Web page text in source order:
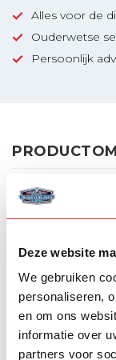
Deze website
We gebruiken
personaliseren,
en om ons
informatie over
partners voor
Alles voor de
Ouderwetse
Persoonlijk
- IZELED torpedo
- Wit/oranje
- Met
- Smoked lens
- Verkrijgbaar in 2